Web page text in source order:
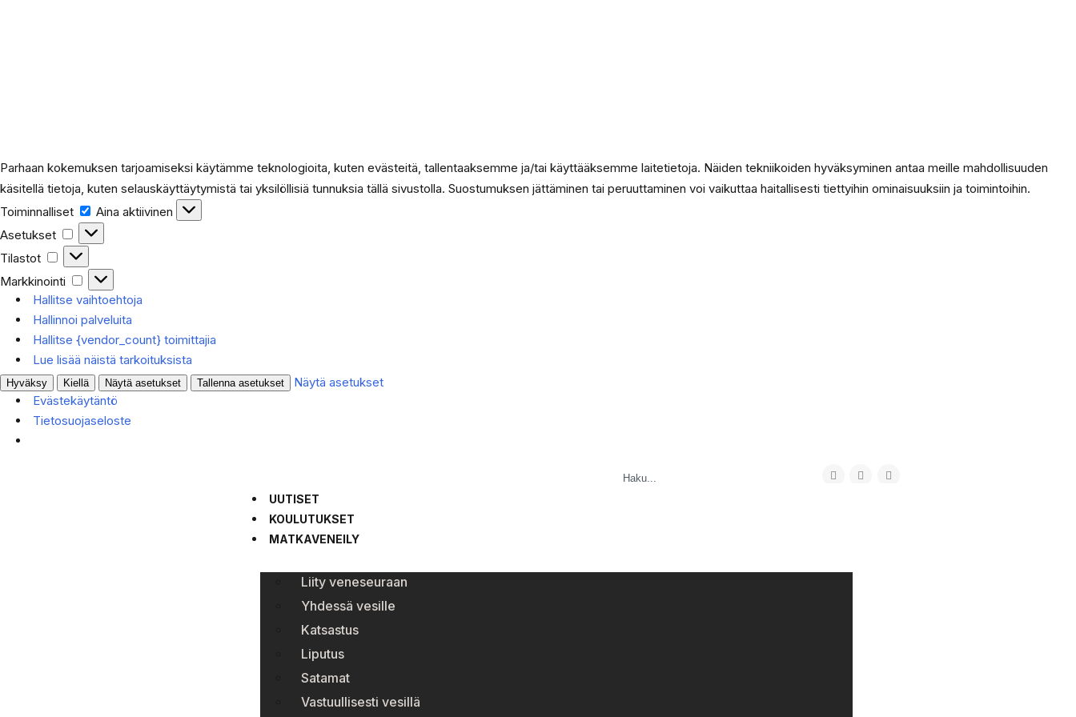
Parhaan kokemuksen tarjoamiseksi käytämme teknologioita, kuten evästeitä, tallentaaksemme ja/tai käyttääksemme laitetietoja. Näiden tekniikoiden hyväksyminen antaa meille mahdollisuuden
käsitellä tietoja, kuten selauskäyttäytymistä tai yksilöllisiä tunnuksia tällä sivustolla. Suostumuksen jättäminen tai peruuttaminen voi vaikuttaa haitallisesti tiettyihin ominaisuuksiin ja toimintoihin.
Toiminnalliset
Aina aktiivinen
Asetukset
Tilastot
Markkinointi
Hallitse vaihtoehtoja
Hallinnoi palveluita
Hallitse {vendor_count} toimittajia
Lue lisää näistä tarkoituksista
Hyväksy Kiellä Näytä asetukset Tallenna asetukset
Näytä asetukset
Evästekäytäntö
Tietosuojaseloste
UUTISET
KOULUTUKSET
MATKAVENEILY
Liity veneseuraan
Yhdessä vesille
Katsastus
Liputus
Satamat
Vastuullisesti vesillä